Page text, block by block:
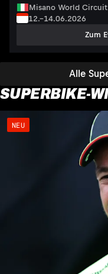
Alle
Misano World
12.–14.06.2026
Zum
SUPERBIKE-
NEU